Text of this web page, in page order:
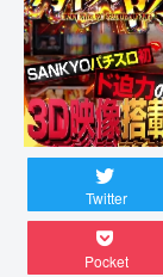
Twitter
Pocket